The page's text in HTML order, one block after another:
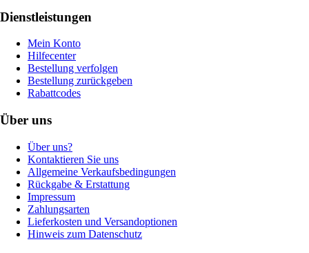
Dienstleistungen
Mein Konto
Hilfecenter
Bestellung verfolgen
Bestellung zurückgeben
Rabattcodes
Über uns
Über uns?
Kontaktieren Sie uns
Allgemeine Verkaufsbedingungen
Rückgabe & Erstattung
Impressum
Zahlungsarten
Lieferkosten und Versandoptionen
Hinweis zum Datenschutz